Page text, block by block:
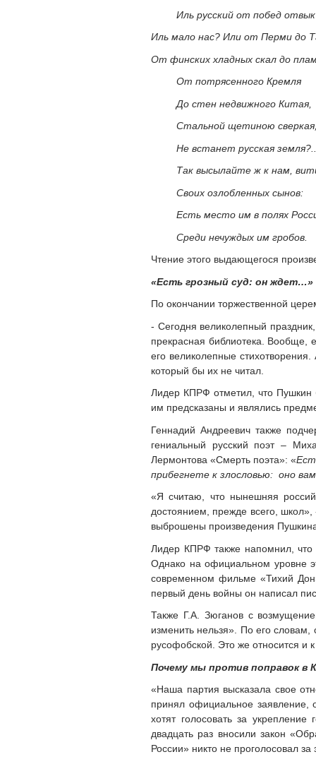
Иль русский от побед
Иль мало нас? Или от Перми до
От финских хладных скал до
От потрясенного Кремля
До стен недвижного Китая,
Стальной щетиною
Не встанет русская
Так высылайте ж к нам,
Своих озлобленных сынов:
Есть место им в полях
Среди нечуждых им гробов.
Чтение этого выдающегося
«Есть грозный суд: он ждет…»
По окончании торжественной
- Сегодня великолепный
прекрасная библиотека. Вообще,
его великолепные
который бы их не читал.
Лидер КПРФ отметил, что Пушкин
им предсказаны и являлись
Геннадий Андреевич также
гениальный русский поэт –
Лермонтова «Смерть поэта»: «
прибегнете к злословью: оно
«Я считаю, что нынешняя
достоянием, прежде всего,
выброшены произведения
Лидер КПРФ также напомнил,
Однако на официальном уровне
современном фильме «Тихий
первый день войны он написал
Также Г.А. Зюганов с
изменить нельзя». По его словам,
русофобской. Это же относится и
Почему мы против поправок в
«Наша партия высказала свое
принял официальное заявление,
хотят голосовать за
двадцать раз вносили закон
России» никто не проголосовал за